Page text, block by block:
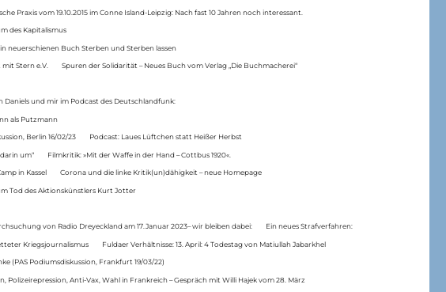
Praxis vom 19.10.2015 im Conne Island-Leipzig: Nach fast 10 Jahren noch interessant.
des Kapitalismus
neuerschienen Buch Sterben und Sterben lassen
Stern e.V. Spuren der Solidarität – Neues Buch vom Verlag „Die Buchmacherei“
Daniels und mir im Podcast des Deutschlandfunk:
als Putzmann
Berlin 16/02/23 Podcast: Laues Lüftchen statt Heißer Herbst
um“ Filmkritik: »Mit der Waffe in der Hand – Cottbus 1920«.
in Kassel Corona und die linke Kritik(un)dähigkeit – neue Homepage
Tod des Aktionskünstlers Kurt Jotter
von Radio Dreyeckland am 17.Januar 2023– wir bleiben dabei: Ein neues Strafverfahren:
Kriegsjournalismus Fuldaer Verhältnisse: 13. April: 4 Todestag von Matiul­lah Jabarkhel
(PAS Podiumsdiskussion, Frankfurt 19/03/22)
Polizeirepression, Anti-Vax, Wahl in Frankreich – Gespräch mit Willi Hajek vom 28. März